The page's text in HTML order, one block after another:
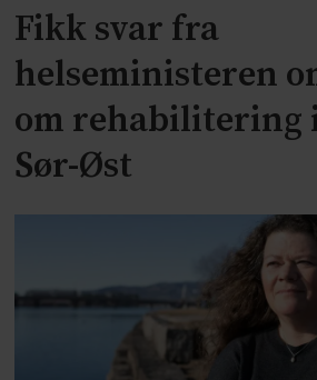
Fikk svar fra
helseministeren
om rehabilitering
Sør-Øst